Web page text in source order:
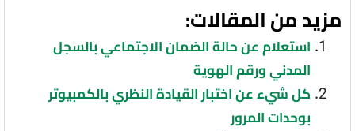
مزيد من المقالات:
استعلام عن حالة الضمان الاجتماعي بالسجل
المدني ورقم الهوية
كل شيء عن اختبار القيادة النظري بالكمبيوتر
بوحدات المرور